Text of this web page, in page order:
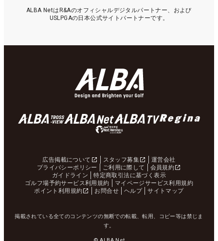
ALBA NetはR&Aのオフィシャルデジタルパートナー、および
USLPGAの日本公式サイトパートナーです。
広告掲載について スタッフ募集
運営会社
プライバシーポリシー
ご利用に際して
会員規約
ガイドライン
特定商取引法に基づく表示
ゴルフ場予約サービス利用規約
マイページサービス利用規約
ポイント利用規約
お問合せ ヘルプ サイトマップ
掲載されている全てのコンテンツの無断での転載、転用、コピー等は禁じま
す。